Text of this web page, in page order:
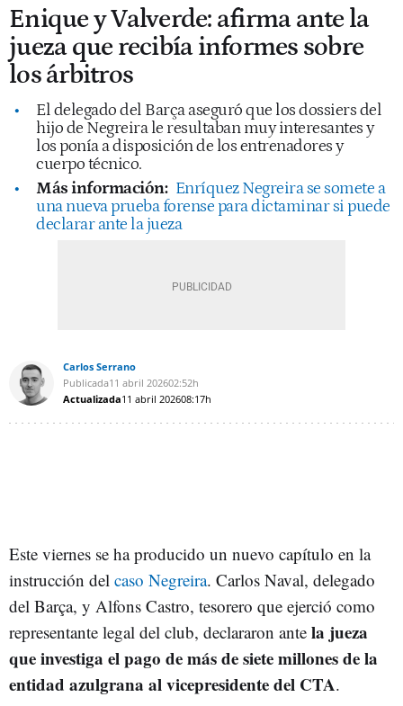
Enique y Valverde: afirma ante la
jueza que recibía informes sobre
los árbitros
El delegado del Barça aseguró que los dossiers del
hijo de Negreira le resultaban muy interesantes y
los ponía a disposición de los entrenadores y
cuerpo técnico.
Más información: Enríquez Negreira se somete a
una nueva prueba forense para dictaminar si puede
declarar ante la jueza
Carlos Serrano
Publicada11 abril 202602:52h
Actualizada11 abril 202608:17h
Este viernes se ha producido un nuevo capítulo en la
instrucción del caso Negreira. Carlos Naval, delegado
del Barça, y Alfons Castro, tesorero que ejerció como
representante legal del club, declararon ante la jueza
que investiga el pago de más de siete millones de la
entidad azulgrana al vicepresidente del CTA.